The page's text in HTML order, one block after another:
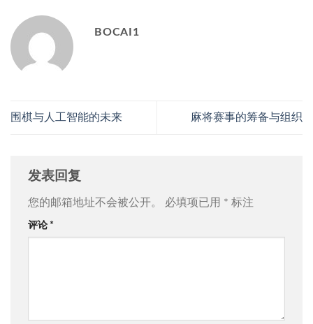
BOCAI1
围棋与人工智能的未来 麻将赛事的筹备与组织
发表回复
您的邮箱地址不会被公开。 必填项已用 * 标注
评论 *